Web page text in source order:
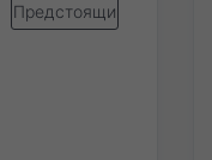
Предстоящи